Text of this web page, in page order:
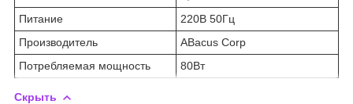
Питание
220В 50Гц
Производитель
ABacus Corp
Потребляемая мощность
80Вт
Скрыть